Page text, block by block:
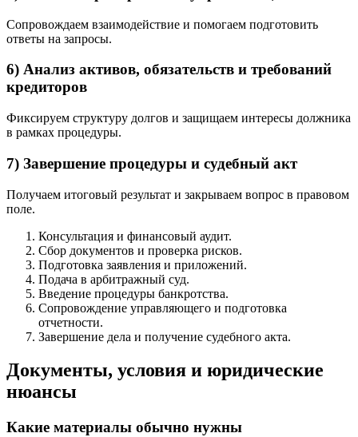
Сопровождаем взаимодействие и помогаем подготовить
ответы на запросы.
6) Анализ активов, обязательств и требований
кредиторов
Фиксируем структуру долгов и защищаем интересы должника
в рамках процедуры.
7) Завершение процедуры и судебный акт
Получаем итоговый результат и закрываем вопрос в правовом
поле.
Консультация и финансовый аудит.
Сбор документов и проверка рисков.
Подготовка заявления и приложений.
Подача в арбитражный суд.
Введение процедуры банкротства.
Сопровождение управляющего и подготовка
отчетности.
Завершение дела и получение судебного акта.
Документы, условия и юридические
нюансы
Какие материалы обычно нужны